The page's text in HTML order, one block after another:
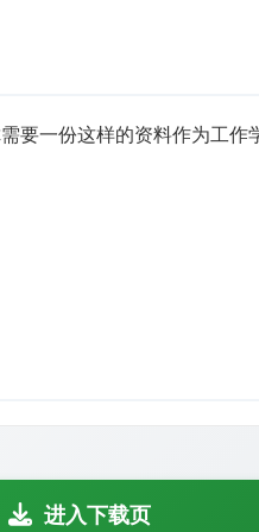
要一份这样的资料作为工
进入下载页